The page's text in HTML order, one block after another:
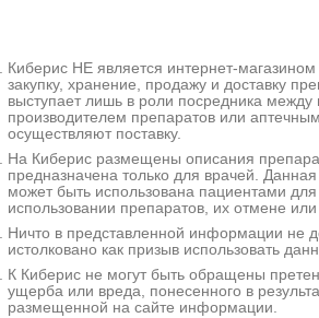
Военно-медицинская
академия им. С.М.Кирова
Санкт-Петербург, ул. Академика
Лебедева, д. 6
+7(812
Ещё 134 клиники
крови в кале
раке верхних
Диагноз
жалоб,
анализа кала
колоноскопии,
других
операции,
радиотерапия.
Киберис НЕ является интернет-
закупку, хранение, продажу и доставку
выступает лишь в роли посредника между
производителем препаратов или
осуществляют поставку.
На Киберис размещены описания
предназначена только для врачей.
может быть использована пациентами
использовании препаратов, их отмене
Ничто в представленной информации не
истолковано как призыв использовать
К Киберис не могут быть обращены
ущерба или вреда, понесенного в
размещенной на сайте информации.